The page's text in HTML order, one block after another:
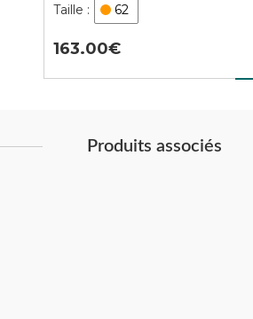
62
163.00
Produits associés